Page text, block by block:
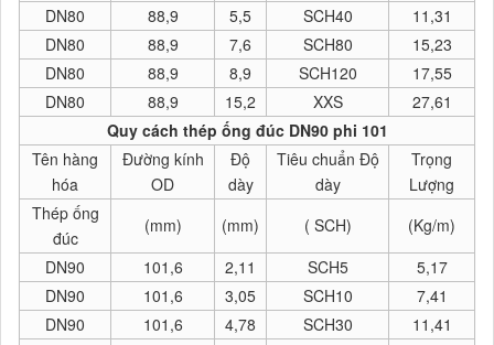
DN80
88,9 5,5 SCH40
11,31
DN80
88,9 7,6 SCH80
15,23
DN80
88,9 8,9 SCH120
17,55
DN80
88,9 15,2 XXS
27,61
Quy cách thép ống đúc DN90 phi 101
Tên hàng
hóa
Đường kính
OD
Độ
dày
Tiêu chuẩn Độ
dày
Trọng
Lượng
Thép ống
đúc
(mm) (mm) ( SCH)
(Kg/m)
DN90
101,6 2,11 SCH5
5,17
DN90
101,6 3,05 SCH10
7,41
DN90
101,6 4,78 SCH30
11,41